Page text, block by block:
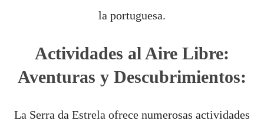
la portuguesa.
Actividades al Aire Libre:
Aventuras y Descubrimientos:
La Serra da Estrela ofrece numerosas actividades